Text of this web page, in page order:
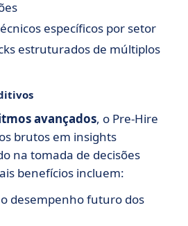
específicos por setor
estruturados de múltiplos
avançados, o Pre-Hire
brutos em insights
na tomada de decisões
benefícios incluem:
desempenho futuro dos